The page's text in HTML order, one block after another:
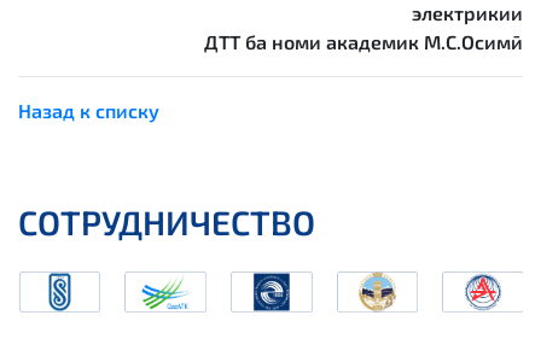
электрикии
ДТТ ба номи академик М.С.Осимӣ
Назад к списку
СОТРУДНИЧЕСТВО